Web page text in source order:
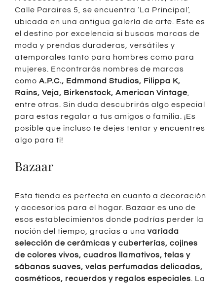
Calle Paraires 5, se encuentra ‘La Principal’,
ubicada en una antigua galería de arte. Este es
el destino por excelencia si buscas marcas de
moda y prendas duraderas, versátiles y
atemporales tanto para hombres como para
mujeres. Encontrarás nombres de marcas
como A.P.C., Edmmond Studios, Filippa K,
Rains, Veja, Birkenstock, American Vintage
entre otras. Sin duda descubrirás algo especial
para estas regalar a tus amigos o familia. ¡Es
posible que incluso te dejes tentar y encuentres
algo para ti!
Bazaar
Esta tienda es perfecta en cuanto a decoración
y accesorios para el hogar. Bazaar es uno de
esos establecimientos donde podrías perder la
noción del tiempo, gracias a una variada
selección de cerámicas y cuberterías, cojines
de colores vivos, cuadros llamativos, telas y
sábanas suaves, velas perfumadas delicadas,
cosméticos, recuerdos y regalos especiales. La